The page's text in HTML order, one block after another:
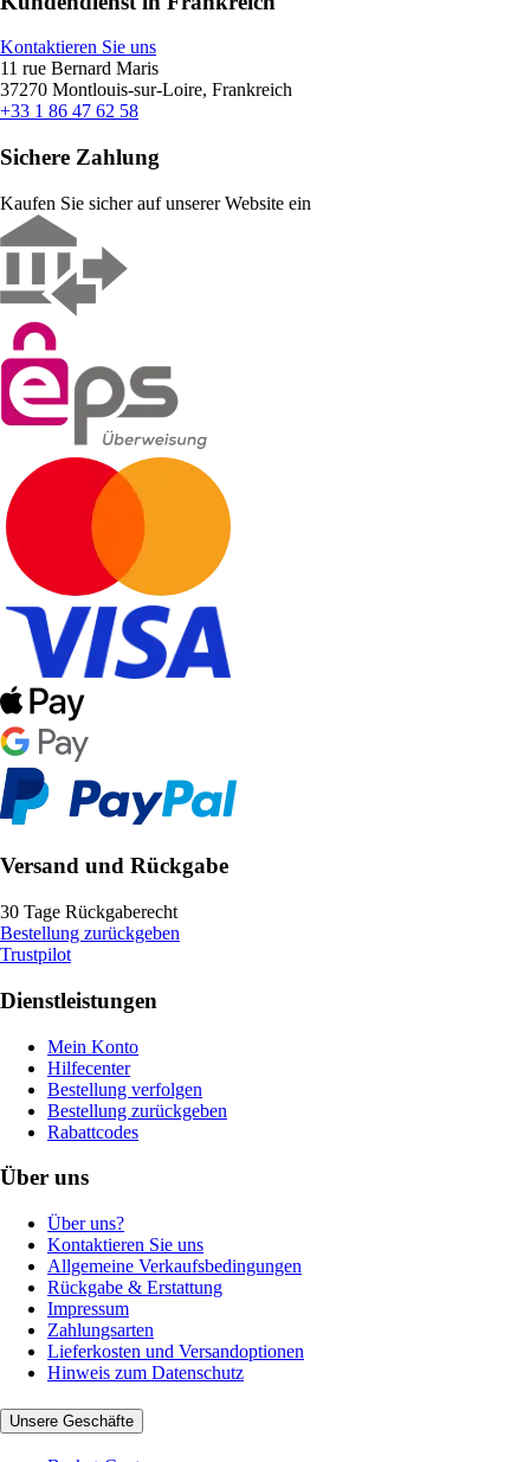
Kontaktieren Sie uns
11 rue Bernard Maris
37270 Montlouis-sur-Loire, Frankreich
+33 1 86 47 62 58
Sichere Zahlung
Kaufen Sie sicher auf unserer Website ein
Versand und Rückgabe
30 Tage Rückgaberecht
Bestellung zurückgeben
Trustpilot
Dienstleistungen
Mein Konto
Hilfecenter
Bestellung verfolgen
Bestellung zurückgeben
Rabattcodes
Über uns
Über uns?
Kontaktieren Sie uns
Allgemeine Verkaufsbedingungen
Rückgabe & Erstattung
Impressum
Zahlungsarten
Lieferkosten und Versandoptionen
Hinweis zum Datenschutz
Unsere Geschäfte